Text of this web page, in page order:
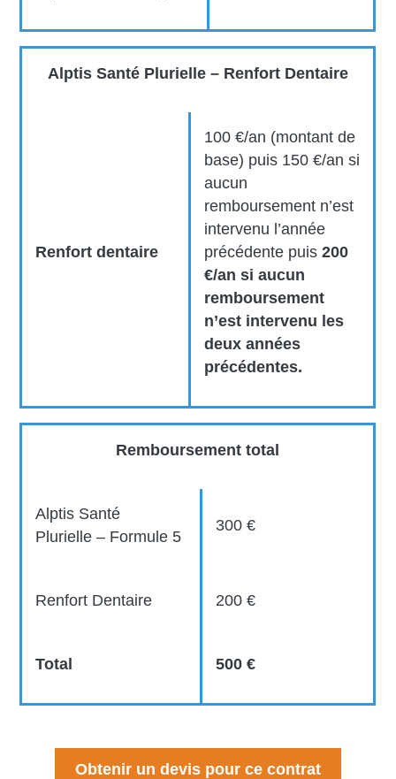
Alptis Santé Plurielle – Renfort Dentaire
Renfort dentaire
100 €/an (montant de
base) puis 150 €/an si
aucun
remboursement n’est
intervenu l’année
précédente puis 200
€/an si aucun
remboursement
n’est intervenu les
deux années
précédentes.
Remboursement total
Alptis Santé
Plurielle – Formule 5
300 €
Renfort Dentaire 200 €
Total 500 €
Obtenir un devis pour ce contrat